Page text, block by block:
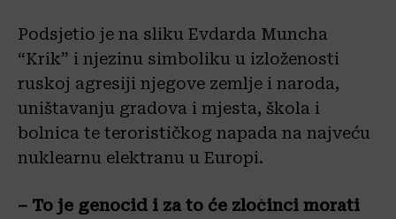
Podsjetio je na sliku Evdarda Muncha
“Krik” i njezinu simboliku u izloženosti
ruskoj agresiji njegove zemlje i naroda,
uništavanju gradova i mjesta, škola i
bolnica te terorističkog napada na najveću
nuklearnu elektranu u Europi.
– To je genocid i za to će zločinci morati